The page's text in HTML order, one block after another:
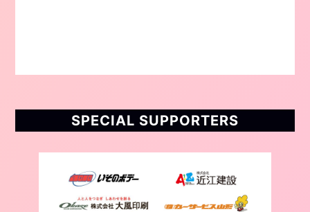
SPECIAL SUPPORTERS